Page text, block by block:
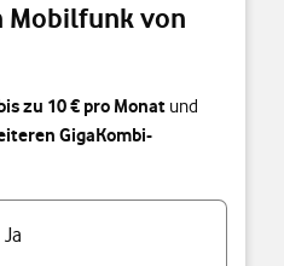
Mobilfunk von
zu 10€ pro Monat und
GigaKombi-
Ja